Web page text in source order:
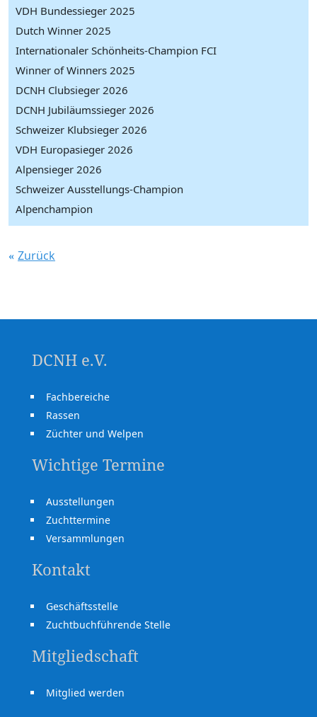
VDH Bundessieger 2025
Dutch Winner 2025
Internationaler Schönheits-Champion FCI
Winner of Winners 2025
DCNH Clubsieger 2026
DCNH Jubiläumssieger 2026
Schweizer Klubsieger 2026
VDH Europasieger 2026
Alpensieger 2026
Schweizer Ausstellungs-Champion
Alpenchampion
Zurück
DCNH e.V.
Fachbereiche
Rassen
Züchter und Welpen
Wichtige Termine
Ausstellungen
Zuchttermine
Versammlungen
Kontakt
Geschäftsstelle
Zuchtbuchführende Stelle
Mitgliedschaft
Mitglied werden